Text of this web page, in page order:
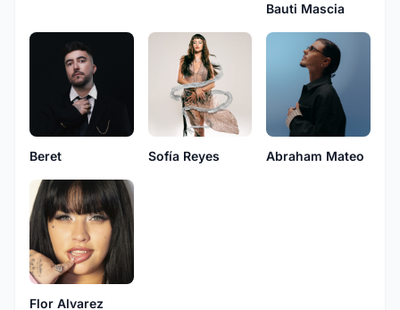
Bauti Mascia
Beret Sofía Reyes Abraham Mateo
Flor Alvarez